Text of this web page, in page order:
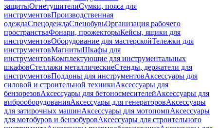
защитыОгнетушителиСумки, пояса для
инструментовПроизводственная
одеждаСпецодеждаСпецобувьОрганизация рабочего
пространстваФонари, прожекторыКейсы, ящики для
инструментовОборудование для мастерскойТележки для
инструментовМагнитыШкафы для
инструментовКомплектующие для инструментальных
шкафовСтеллажи металлическиеСтенды, держатели для
инструментовПоддоны для инструментовАксессуары для
силовой и строительной техникиАксессуары для
бензорезовАксессуары для бетоносмесителейАксессуары для
виброоборудованияАксессуары для генераторовАксессуары
для затирочных машинАксессуары для мотопомпАксессуары
для мотобуров и бензобуровАксессуары для строительного